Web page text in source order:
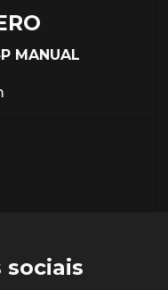
MANUAL
sociais